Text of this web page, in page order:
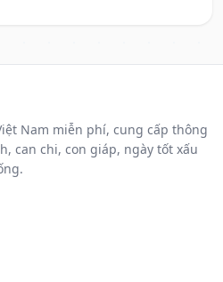
Nam miễn phí, cung cấp thông
can chi, con giáp, ngày tốt xấu